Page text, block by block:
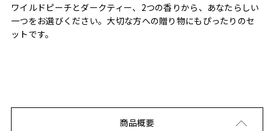
ワイルドピーチとダークティー、2つの香りから、あなたらしい
一つをお選びください。大切な方への贈り物にもぴったりのセ
ットです。
商品概要